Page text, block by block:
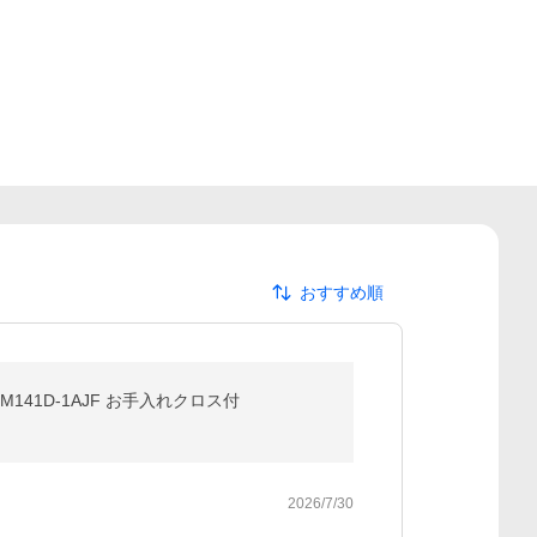
おすすめ順
1AJF お手入れクロス付
2026/7/30